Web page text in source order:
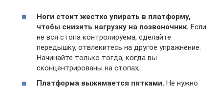
Ноги стоит жестко упирать в платформу,
чтобы снизить нагрузку на позвоночник. Если
не вся стопа контролируема, сделайте
передышку, отвлекитесь на другое упражнение.
Начинайте только тогда, когда вы
сконцентрированы на стопах;
Платформа выжимается пятками. Не нужно